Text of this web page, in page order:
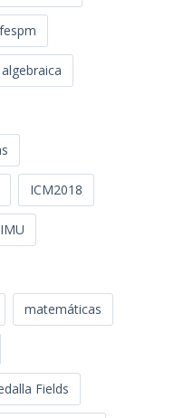
fespm
ICM2018
IMU
matemáticas
Fields